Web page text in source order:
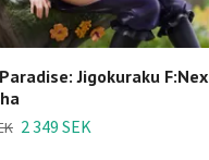
Jigokuraku F:Nex
2 349 SEK